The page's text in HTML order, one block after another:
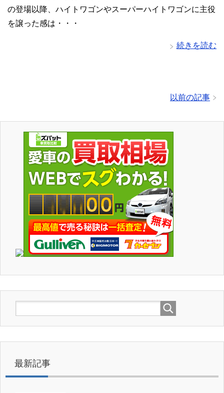
の登場以降、ハイトワゴンやスーパーハイトワゴンに主役
を譲った感は・・・
続きを読む
以前の記事
最新記事